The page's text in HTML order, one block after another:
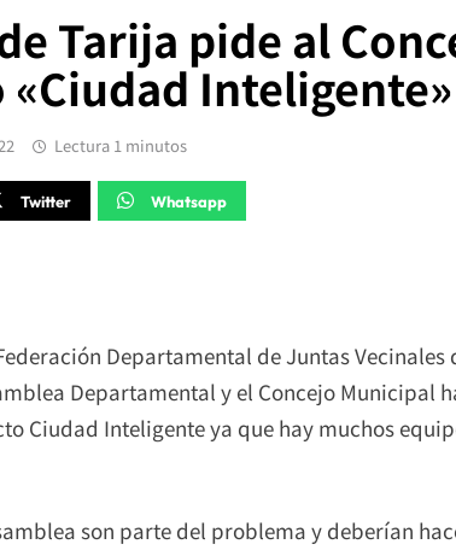
Tarija pide al
Inteligente»
Lectura 1 minutos
Twitter Whatsapp
Departamental de Juntas Vecinales
Departamental y el Concejo Municipal
Ciudad Inteligente ya que hay muchos
son parte del problema y deberían